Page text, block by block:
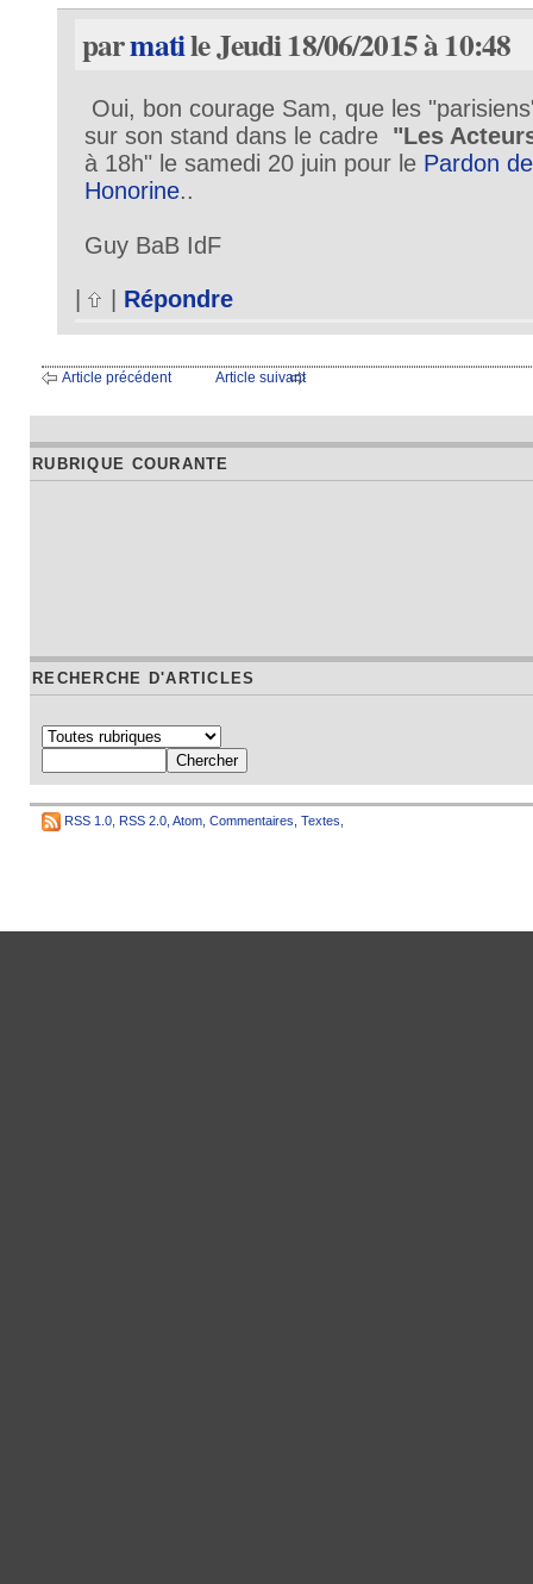
parmatile Jeudi 18/06/2015 à 10:48
Oui, bon courage Sam, que les
sur son stand dans le cadre "Les
à 18h" le samedi 20 juin pour le Pardon
Honorine..
Guy BaB IdF
| | Répondre
Article précédent Article suivant
RUBRIQUE COURANTE
RECHERCHE D'ARTICLES
RSS 1.0 RSS 2.0 Atom Commentaires Textes